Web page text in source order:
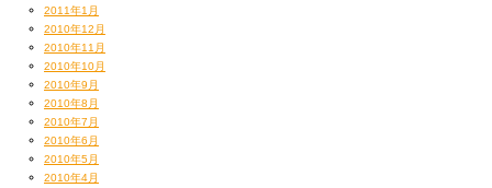
2011年1月
2010年12月
2010年11月
2010年10月
2010年9月
2010年8月
2010年7月
2010年6月
2010年5月
2010年4月